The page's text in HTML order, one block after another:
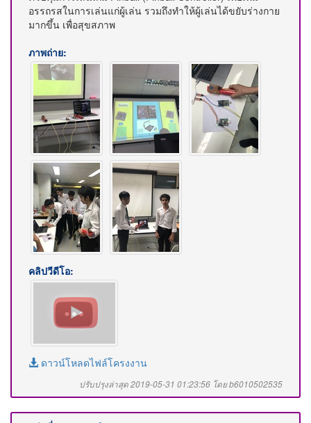
อรรถรสในการเล่นแก่ผู้เล่น รวมถึงทำให้ผู้เล่นได้ขยับร่างกาย
มากขึ้น เพื่อสุขสภาพ
ภาพถ่าย:
คลิปวีดีโอ:
ดาวน์โหลดไฟล์โครงงาน
ปรับปรุงล่าสุด 2019-05-31 01:23:56 โดย b6010502535